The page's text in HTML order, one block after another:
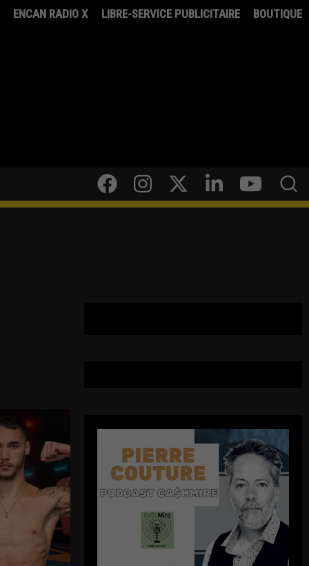
ENCAN RADIO X LIBRE-SERVICE PUBLICITAIRE BOUTIQUE